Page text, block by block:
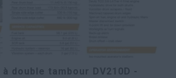
double tambour DV210D -